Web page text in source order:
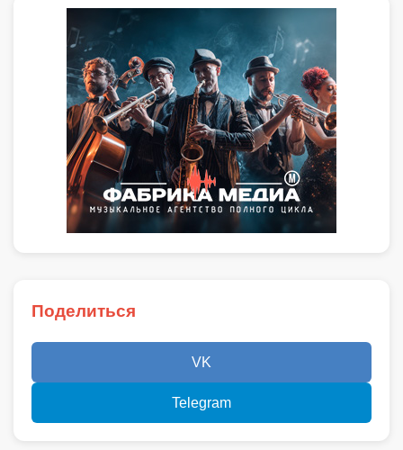
Поделиться
VK
Telegram